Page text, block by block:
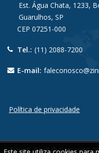
Est. Água Chata, 1233,
Guarulhos, SP
CEP 07251-000
Tel.: (11) 2088-7200
E-mail:
Política de privacidade
Zinni & Guell © Copyright